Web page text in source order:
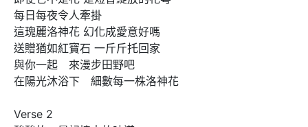
每日每夜令人牽掛
這瑰麗洛神花 幻化成愛意好嗎
送贈猶如紅寶石 一斤斤托回家
與你一起　來漫步田野吧
在陽光沐浴下　細數每一株洛神花
Verse 2